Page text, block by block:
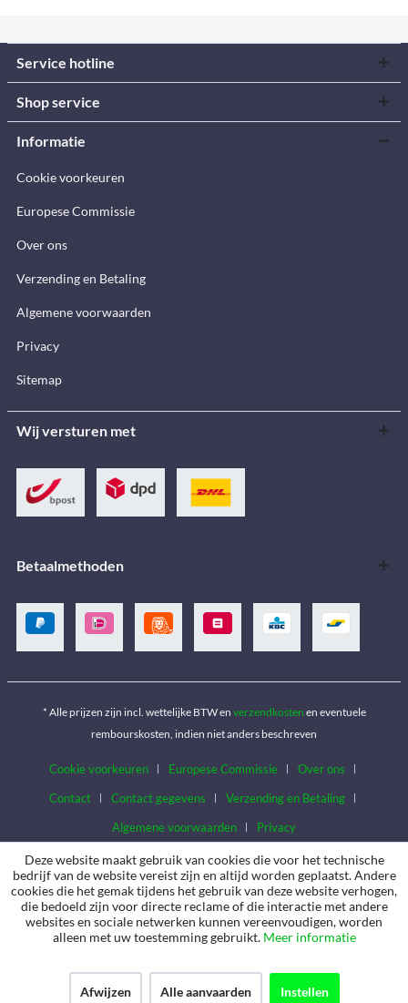
Service hotline
Shop service
Informatie
Cookie voorkeuren
Europese Commissie
Over ons
Verzending en Betaling
Algemene voorwaarden
Privacy
Sitemap
Wij versturen met
Betaalmethoden
* Alle prijzen zijn incl. wettelijke BTW en verzendkosten en eventuele
rembourskosten, indien niet anders beschreven
Cookie voorkeuren Europese Commissie
Over ons
Contact
Contact gegevens
Verzending en Betaling
Algemene voorwaarden
Privacy
Deze website maakt gebruik van cookies die voor het technische
bedrijf van de website vereist zijn en altijd worden geplaatst. Andere
cookies die het gemak tijdens het gebruik van deze website verhogen,
die bedoeld zijn voor directe reclame of die interactie met andere
websites en sociale netwerken kunnen vereenvoudigen, worden
alleen met uw toestemming gebruikt. Meer informatie
Afwijzen Alle aanvaarden Instellen